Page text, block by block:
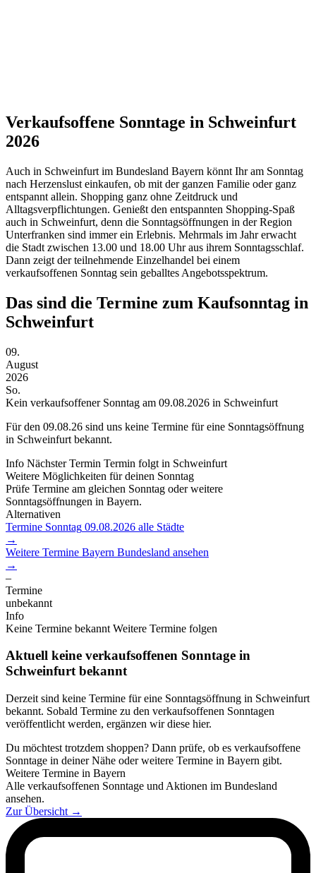
Verkaufsoffene Sonntage in Schweinfurt
2026
Auch in Schweinfurt im Bundesland Bayern könnt Ihr am Sonntag
nach Herzenslust einkaufen, ob mit der ganzen Familie oder ganz
entspannt allein. Shopping ganz ohne Zeitdruck und
Alltagsverpflichtungen. Genießt den entspannten Shopping-Spaß
auch in Schweinfurt, denn die Sonntagsöffnungen in der Region
Unterfranken sind immer ein Erlebnis. Mehrmals im Jahr erwacht
die Stadt zwischen 13.00 und 18.00 Uhr aus ihrem Sonntagsschlaf.
Dann zeigt der teilnehmende Einzelhandel bei einem
verkaufsoffenen Sonntag sein geballtes Angebotsspektrum.
Das sind die Termine zum Kaufsonntag in
Schweinfurt
09.
August
2026
So.
Kein verkaufsoffener Sonntag am 09.08.2026 in Schweinfurt
Für den 09.08.26 sind uns keine Termine für eine Sonntagsöffnung
in Schweinfurt bekannt.
Info Nächster Termin Termin folgt in Schweinfurt
Weitere Möglichkeiten für deinen Sonntag
Prüfe Termine am gleichen Sonntag oder weitere
Sonntagsöffnungen in Bayern.
Alternativen
Termine Sonntag 09.08.2026 alle Städte
→
Weitere Termine Bayern Bundesland ansehen
→
–
Termine
unbekannt
Info
Keine Termine bekannt Weitere Termine folgen
Aktuell keine verkaufsoffenen Sonntage in
Schweinfurt bekannt
Derzeit sind keine Termine für eine Sonntagsöffnung in Schweinfurt
bekannt. Sobald Termine zu den verkaufsoffenen Sonntagen
veröffentlicht werden, ergänzen wir diese hier.
Du möchtest trotzdem shoppen? Dann prüfe, ob es verkaufsoffene
Sonntage in deiner Nähe oder weitere Termine in Bayern gibt.
Weitere Termine in Bayern
Alle verkaufsoffenen Sonntage und Aktionen im Bundesland
ansehen.
Zur Übersicht →